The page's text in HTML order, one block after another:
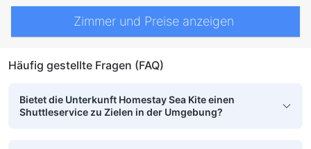
Zimmer und Preise anzeigen
Häufig gestellte Fragen (FAQ)
Bietet die Unterkunft Homestay Sea Kite einen
Shuttleservice zu Zielen in der Umgebung?